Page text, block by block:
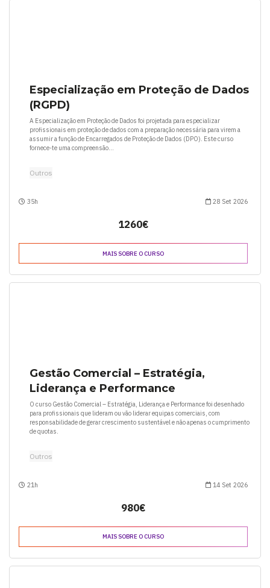
Especialização em Proteção de Dados
(RGPD)
A Especialização em Proteção de Dados foi projetada para especializar
profissionais em proteção de dados com a preparação necessária para virem a
assumir a função de Encarregados de Proteção de Dados (DPO). Este curso
fornece-te uma compreensão...
Outros
35h 28 Set 2026
1260€
MAIS SOBRE O CURSO
Gestão Comercial – Estratégia,
Liderança e Performance
O curso Gestão Comercial – Estratégia, Liderança e Performance foi desenhado
para profissionais que lideram ou vão liderar equipas comerciais, com
responsabilidade de gerar crescimento sustentável e não apenas o cumprimento
de quotas.
Outros
21h 14 Set 2026
980€
MAIS SOBRE O CURSO